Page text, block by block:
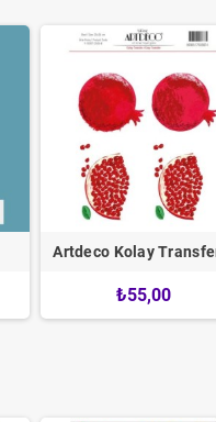
Artdeco Kolay
₺55,00